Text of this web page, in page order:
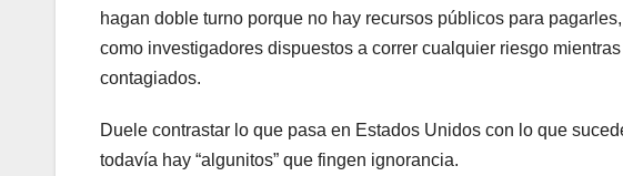
hagan doble turno porque no hay recursos públicos para
como investigadores dispuestos a correr cualquier riesgo
contagiados.
Duele contrastar lo que pasa en Estados Unidos con lo que
todavía hay “algunitos” que fingen ignorancia.